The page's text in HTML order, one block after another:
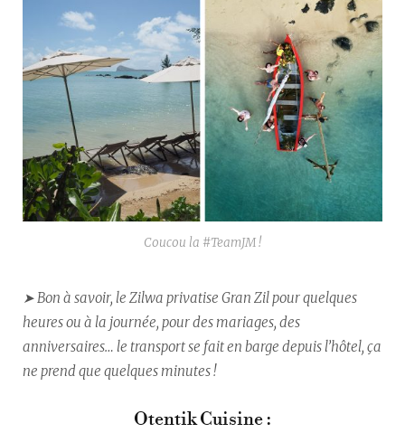
Coucou la #TeamJM !
➤ Bon à savoir, le Zilwa privatise Gran Zil pour quelques
heures ou à la journée, pour des mariages, des
anniversaires… le transport se fait en barge depuis l’hôtel, ça
ne prend que quelques minutes !
Otentik Cuisine :